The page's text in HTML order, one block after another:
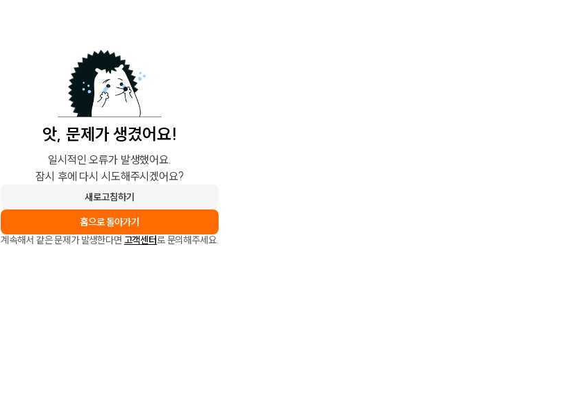
앗, 문제가 생겼어요!
일시적인 오류가 발생했어요.
잠시 후에 다시 시도해주시겠어요?
새로고침하기
홈으로 돌아가기
계속해서 같은 문제가 발생한다면 고객센터로 문의해주세요.